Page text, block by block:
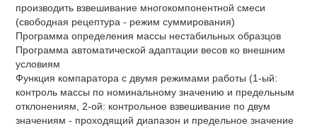
производить взвешивание многокомпонентной смеси
(свободная рецептура - режим суммирования)
Программа определения массы нестабильных образцов
Программа автоматической адаптации весов ко внешним
условиям
Функция компаратора с двумя режимами работы (1-ый:
контроль массы по номинальному значению и предельным
отклонениям, 2-ой: контрольное взвешивание по двум
значениям - проходящий диапазон и предельное значение